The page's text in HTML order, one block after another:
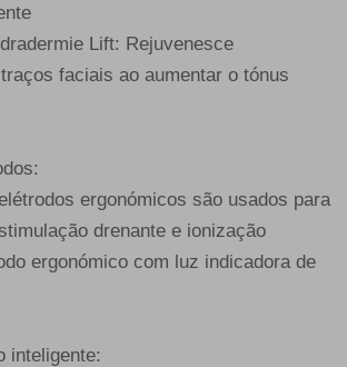
Lift: Rejuvenesce
faciais ao aumentar o tónus
ergonómicos são usados para
drenante e ionização
ergonómico com luz indicadora de
inteligente: